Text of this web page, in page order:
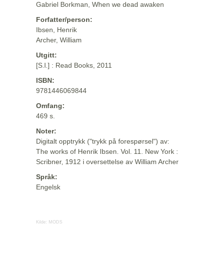
Gabriel Borkman, When we dead awaken
Forfatter/person:
Ibsen, Henrik
Archer, William
Utgitt:
[S.l.] : Read Books, 2011
ISBN:
9781446069844
Omfang:
469 s.
Noter:
Digitalt opptrykk ("trykk på forespørsel") av:
The works of Henrik Ibsen. Vol. 11. New York :
Scribner, 1912 i oversettelse av William Archer
Språk:
Engelsk
Kilde: MODS